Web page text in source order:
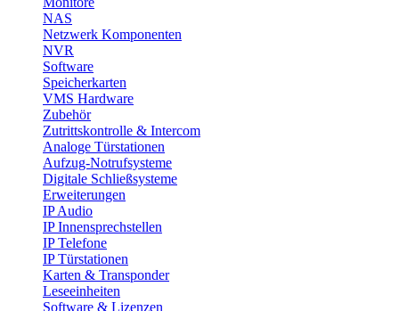
NAS
Netzwerk Komponenten
NVR
Software
Speicherkarten
VMS Hardware
Zubehör
Zutrittskontrolle & Intercom
Analoge Türstationen
Aufzug-Notrufsysteme
Digitale Schließsysteme
Erweiterungen
IP Audio
IP Innensprechstellen
IP Telefone
IP Türstationen
Karten & Transponder
Leseeinheiten
Software & Lizenzen